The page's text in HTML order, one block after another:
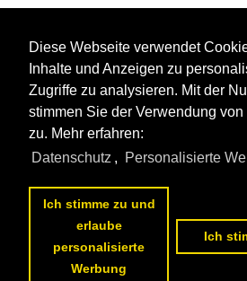
Diese Webseite verwendet
Inhalte und Anzeigen zu
Zugriffe zu analysieren. Mit der
stimmen Sie der Verwendung
zu. Mehr erfahren:
Datenschutz , Personalisierte
Ich stimme zu und
erlaube
personalisierte
Werbung
Ich